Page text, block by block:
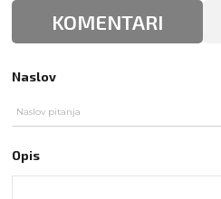
KOMENTARI
Naslov
Opis